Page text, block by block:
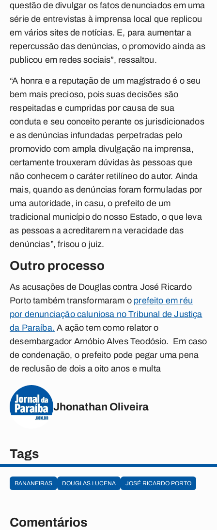
questão de divulgar os fatos denunciados em uma
série de entrevistas à imprensa local que replicou
em vários sites de notícias. E, para aumentar a
repercussão das denúncias, o promovido ainda as
publicou em redes sociais”, ressaltou.
“A honra e a reputação de um magistrado é o seu
bem mais precioso, pois suas decisões são
respeitadas e cumpridas por causa de sua
conduta e seu conceito perante os jurisdicionados
e as denúncias infundadas perpetradas pelo
promovido com ampla divulgação na imprensa,
certamente trouxeram dúvidas às pessoas que
não conhecem o caráter retilíneo do autor. Ainda
mais, quando as denúncias foram formuladas por
uma autoridade, in casu, o prefeito de um
tradicional município do nosso Estado, o que leva
as pessoas a acreditarem na veracidade das
denúncias”, frisou o juiz.
Outro processo
As acusações de Douglas contra José Ricardo
Porto também transformaram o prefeito em réu
por denunciação caluniosa no Tribunal de Justiça
da Paraíba. A ação tem como relator o
desembargador Arnóbio Alves Teodósio. Em caso
de condenação, o prefeito pode pegar uma pena
de reclusão de dois a oito anos e multa
Jhonathan Oliveira
Tags
BANANEIRAS DOUGLAS LUCENA JOSÉ RICARDO PORTO
Comentários